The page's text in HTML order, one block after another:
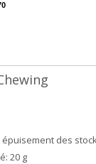
des
20 g